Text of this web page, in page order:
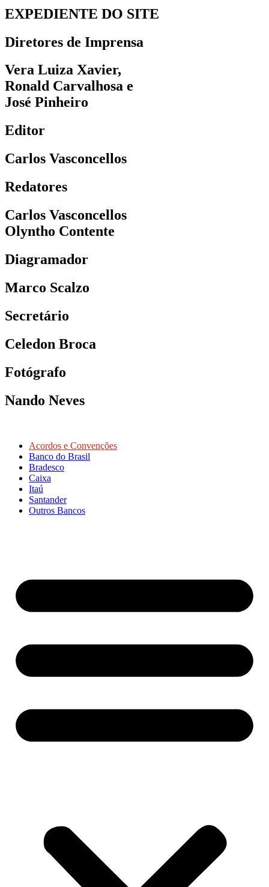
EXPEDIENTE DO SITE
Diretores de Imprensa
Vera Luiza Xavier,
Ronald Carvalhosa e
José Pinheiro
Editor
Carlos Vasconcellos
Redatores
Carlos Vasconcellos
Olyntho Contente
Diagramador
Marco Scalzo
Secretário
Celedon Broca
Fotógrafo
Nando Neves
Acordos e Convenções
Banco do Brasil
Bradesco
Caixa
Itaú
Santander
Outros Bancos